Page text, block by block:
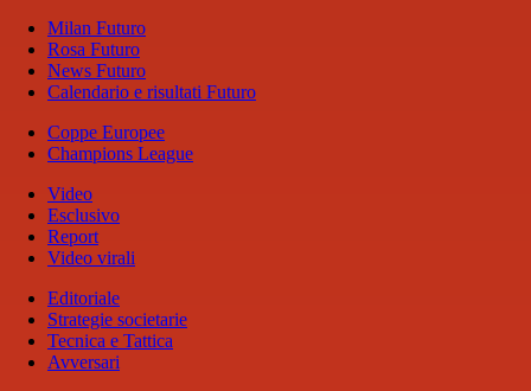
Milan Futuro
Rosa Futuro
News Futuro
Calendario e risultati Futuro
Coppe Europee
Champions League
Video
Esclusivo
Report
Video virali
Editoriale
Strategie societarie
Tecnica e Tattica
Avversari